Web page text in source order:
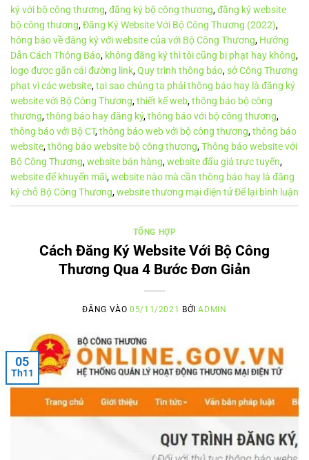
ký với bộ công thương,đăng ký bộ công thương,đăng ký website
bộ công thương,Đăng Ký Website Với Bộ Công Thương (2022),
hông báo về đăng ký với website của với Bộ Công Thương, Hướng
Dẫn Cách Thông Báo, không đăng ký thì tôi cũng bị phạt hay không,
logo được gắn cái đường link,Quy trình thông báo,sở Công Thương
phạt vì các website,tại sao chúng ta phải thông báo hay là đăng ký
website với Bộ Công Thương,thiết kế web,thông báo bộ công
thương,thông báo hay đăng ký,thông báo với bộ công thương,
thông báo với Bộ CT,thông báo web với bộ công thương,thông báo
website,thông báo website bộ công thương,Thông báo website với
Bộ Công Thương,website bán hàng,website đấu giá trực tuyến,
website để khuyến mãi,website nào mà cần thông báo hay là đăng
ký chỗ Bộ Công Thương,website thương mại điện tửĐể lại bình luận
TỔNG HỢP
Cách Đăng Ký Website Với Bộ Công
Thương Qua 4 Bước Đơn Giản
ĐĂNG VÀO05/11/2021 BỞIADMIN
05
Th11